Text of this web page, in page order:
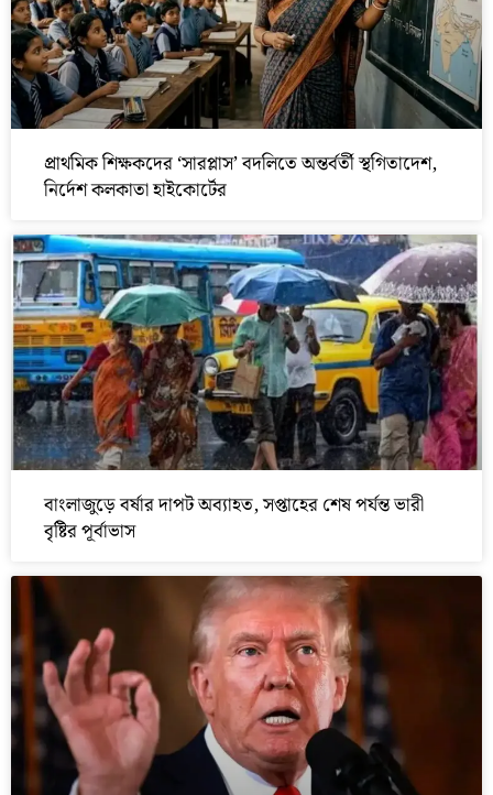
প্রাথমিক শিক্ষকদের ‘সারপ্লাস’ বদলিতে অন্তর্বর্তী স্থগিতাদেশ,
নির্দেশ কলকাতা হাইকোর্টের
বাংলাজুড়ে বর্ষার দাপট অব্যাহত, সপ্তাহের শেষ পর্যন্ত ভারী
বৃষ্টির পূর্বাভাস